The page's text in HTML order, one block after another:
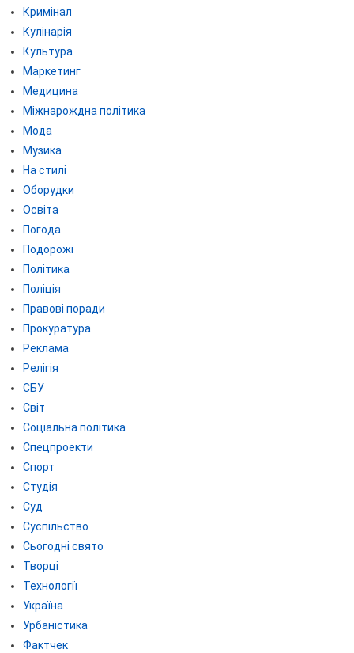
Кримінал
Кулінарія
Культура
Маркетинг
Медицина
Міжнарождна політика
Мода
Музика
На стилі
Оборудки
Освіта
Погода
Подорожі
Політика
Поліція
Правові поради
Прокуратура
Реклама
Релігія
СБУ
Світ
Соціальна політика
Спецпроекти
Спорт
Студія
Суд
Суспільство
Сьогодні свято
Творці
Технології
Україна
Урбаністика
Фактчек